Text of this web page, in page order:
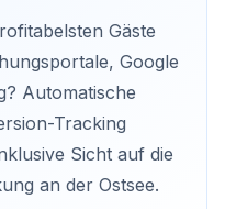
Gäste
Google
Automatische
Tracking
Sicht auf die
an der Ostsee.